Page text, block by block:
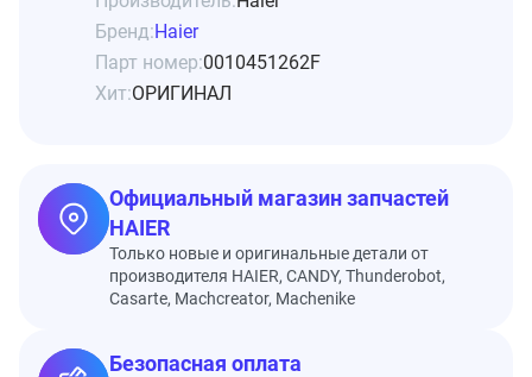
Бренд:Haier
Парт номер:0010451262F
Хит:ОРИГИНАЛ
Официальный магазин запчастей
HAIER
Только новые и оригинальные детали от
производителя HAIER, CANDY, Thunderobot,
Casarte, Machcreator, Machenike
Безопасная оплата